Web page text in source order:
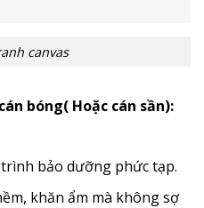
canvas
bóng( Hoặc cán sần):
bảo dưỡng phức tạp.
khăn ẩm mà không sợ